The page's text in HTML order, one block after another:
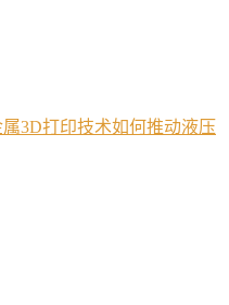
3D打印技术如何推动液压